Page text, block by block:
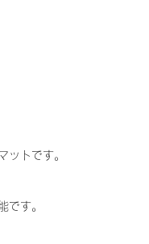
ットです。
です。